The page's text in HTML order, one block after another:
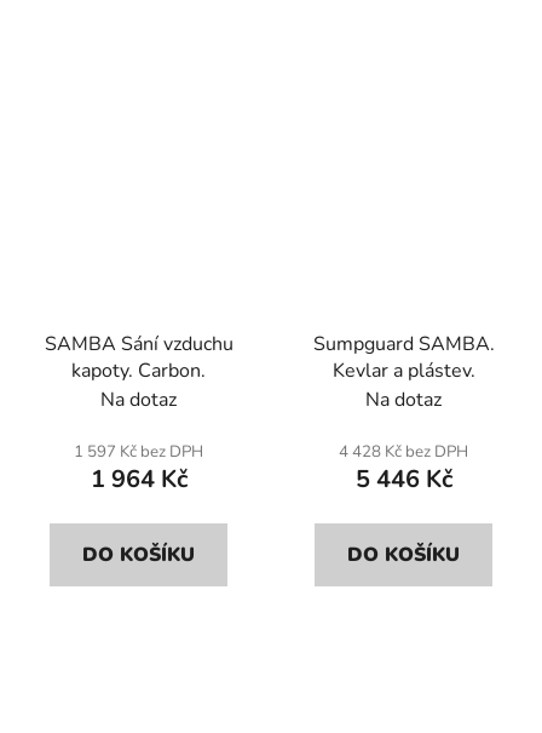
SAMBA Sání vzduchu
kapoty. Carbon.
Na dotaz
1 597 Kč bez DPH
1 964 Kč
DO KOŠÍKU
Sumpguard SAMBA.
Kevlar a plástev.
Na dotaz
4 428 Kč bez DPH
5 446 Kč
DO KOŠÍKU